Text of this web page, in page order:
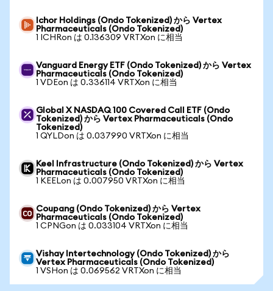
Ichor Holdings (Ondo Tokenized) から Vertex
Pharmaceuticals (Ondo Tokenized)
1 ICHRon は 0.136309 VRTXon に相当
Vanguard Energy ETF (Ondo Tokenized) から Vertex
Pharmaceuticals (Ondo Tokenized)
1 VDEon は 0.336114 VRTXon に相当
Global X NASDAQ 100 Covered Call ETF (Ondo
Tokenized) から Vertex Pharmaceuticals (Ondo
Tokenized)
1 QYLDon は 0.037990 VRTXon に相当
Keel Infrastructure (Ondo Tokenized) から Vertex
Pharmaceuticals (Ondo Tokenized)
1 KEELon は 0.007950 VRTXon に相当
Coupang (Ondo Tokenized) から Vertex
Pharmaceuticals (Ondo Tokenized)
1 CPNGon は 0.033104 VRTXon に相当
Vishay Intertechnology (Ondo Tokenized) から
Vertex Pharmaceuticals (Ondo Tokenized)
1 VSHon は 0.069562 VRTXon に相当